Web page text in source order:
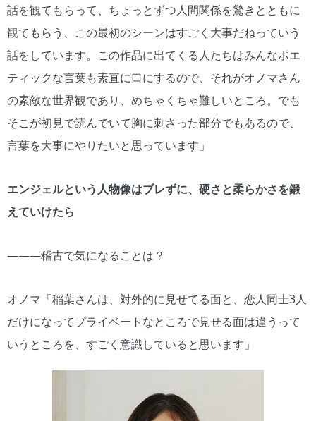
話を観てもらって、ちょっとずつ人間関係を驚きとともに
観てもらう、この最初のシーンはすごく大事だねっていう
話をしています。この作品に出てくる人たちはみんなポエ
ティックな言葉も素直に口にするので、それがオノマさん
の素敵な世界観であり、めちゃくちゃ難しいところ。でも
そこが初見で読んでいて胸に刺さった部分でもあるので、
言葉を大事にやりたいと思っています」
エンジェルという人物像はブレずに、硬さと柔らかさを鍛
えていけたら
―――稽古で気になることは？
オノマ「稲葉さんは、対外的に見せてる面と、恋人同士3人
だけになってプライベートなところで見せる面は違うって
いうところを、すごく意識していると思います」